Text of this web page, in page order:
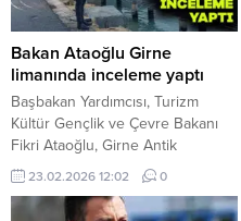
Bakan Ataoğlu Girne
limanında inceleme yaptı
Başbakan Yardımcısı, Turizm
Kültür Gençlik ve Çevre Bakanı
Fikri Ataoğlu, Girne Antik
Limanı’nda yürütülen çalışmaların
planlanan program doğrultusunda
kararlılıkla devam ettiğini
23.02.2026 12:02 0